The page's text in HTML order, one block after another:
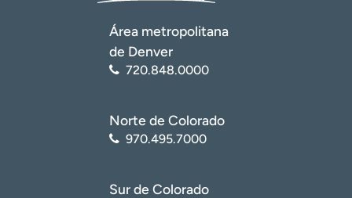
Área metropolitana
de Denver
720.848.0000
Norte de Colorado
970.495.7000
Sur de Colorado